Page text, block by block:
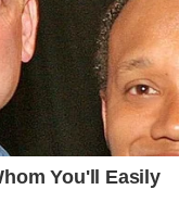
You'll Easily